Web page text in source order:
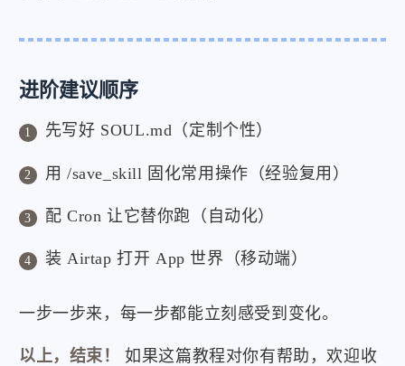
进阶建议顺序
先写好 SOUL.md（定制个性）
用 /save_skill 固化常用操作（经验复用）
配 Cron 让它替你跑（自动化）
装 Airtap 打开 App 世界（移动端）
一步一步来，每一步都能立刻感受到变化。
以上，结束！
如果这篇教程对你有帮助，欢迎收